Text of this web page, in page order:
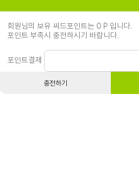
회원님의 보유 씨드포인트는 0 P 입니다.
포인트 부족시 충전하시기 바랍니다.
포인트결제
충전하기